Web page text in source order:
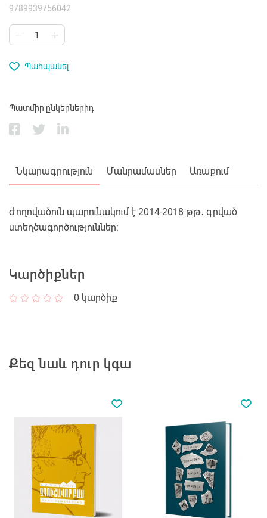
9789939756042
Պահպանել
Պատմիր ընկերներիդ
Նկարագրություն Մանրամասներ Առաքում
Ժողովածուն պարունակում է 2014-2018 թթ․ գրված
ստեղծագործություններ։
Կարծիքներ
0 կարծիք
Քեզ նաև դուր կգա